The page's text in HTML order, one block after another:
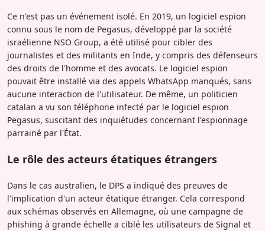
Ce n'est pas un événement isolé. En 2019, un logiciel espion
connu sous le nom de Pegasus, développé par la société
israélienne NSO Group, a été utilisé pour cibler des
journalistes et des militants en Inde, y compris des défenseurs
des droits de l'homme et des avocats. Le logiciel espion
pouvait être installé via des appels WhatsApp manqués, sans
aucune interaction de l'utilisateur. De même, un politicien
catalan a vu son téléphone infecté par le logiciel espion
Pegasus, suscitant des inquiétudes concernant l'espionnage
parrainé par l'État.
Le rôle des acteurs étatiques étrangers
Dans le cas australien, le DPS a indiqué des preuves de
l'implication d'un acteur étatique étranger. Cela correspond
aux schémas observés en Allemagne, où une campagne de
phishing à grande échelle a ciblé les utilisateurs de Signal et